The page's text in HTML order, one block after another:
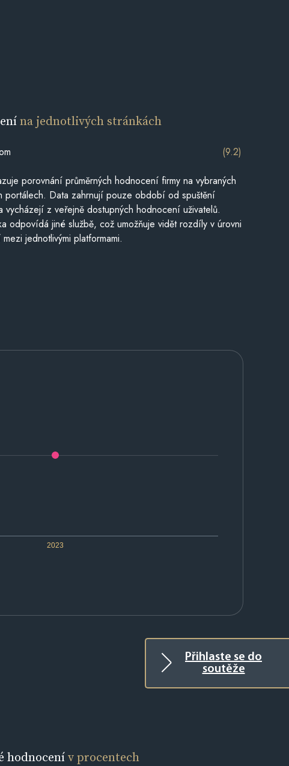
Přihlaste se do
soutěže
na jednotlivých stránkách
(9.2)
porovnání průměrných hodnocení firmy na vybraných
portálech. Data zahrnují pouze období od spuštění
vycházejí z veřejně dostupných hodnocení uživatelů.
odpovídá jiné službě, což umožňuje vidět rozdíly v úrovni
jednotlivými platformami.
2023
hodnocenív procentech